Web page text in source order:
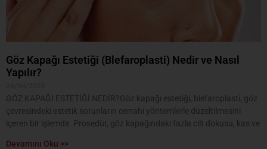
Göz Kapağı Estetiği (Blefaroplasti) Nedir ve Nasıl
Yapılır?
GÖZ KAPAĞI ESTETİĞİ NEDİR?Göz kapağı estetiği, blefaroplasti, göz
çevresindeki estetik sorunların cerrahi yöntemlerle düzeltilmesini
içeren bir işlemdir. Prosedür, göz kapağındaki fazla cilt dokusu, kas ve
Devamını Oku >>